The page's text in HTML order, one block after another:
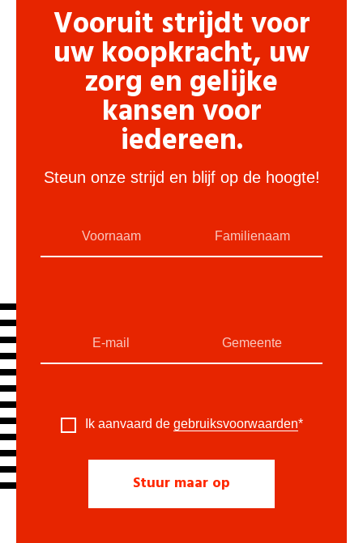
Vooruit strijdt voor
uw koopkracht, uw
zorg en gelijke
kansen voor
iedereen.
Steun onze strijd en blijf op de hoogte!
Ik aanvaard de gebruiksvoorwaarden*